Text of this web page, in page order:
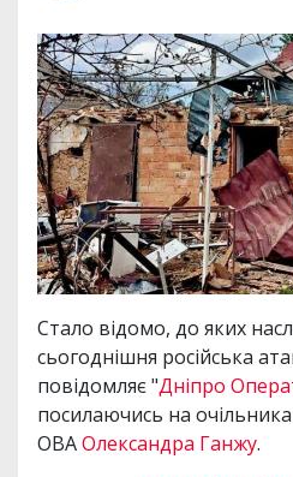
Стало відомо, до яких
сьогоднішня російська
повідомляє "Дніпро
посилаючись на
ОВАОлександра Ганжу.